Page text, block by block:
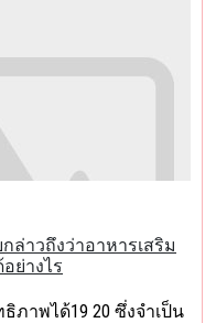
ล่าวถึงว่าอาหารเสริม
ย่างไร
ภาพได้19 20 ซึ่งจำเป็น